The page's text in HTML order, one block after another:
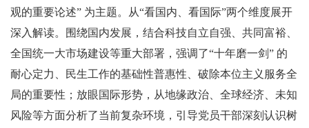
观的重要论述” 为主题。从“看国内、看国际”两个维度展开
深入解读。围绕国内发展，结合科技自立自强、共同富裕、
全国统一大市场建设等重大部署，强调了“十年磨一剑” 的
耐心定力、民生工作的基础性普惠性、破除本位主义服务全
局的重要性；放眼国际形势，从地缘政治、全球经济、未知
风险等方面分析了当前复杂环境，引导党员干部深刻认识树